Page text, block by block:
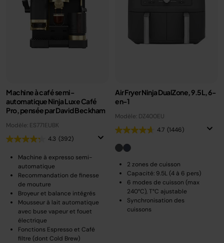
Machine à café semi-
automatique Ninja Luxe Café
Pro, pensée par David Beckham
Modèle: ES771EUBK
4.3 (392)
Machine à expresso semi-
automatique
Recommandation de finesse
de mouture
Broyeur et balance intégrés
Mousseur à lait automatique
avec buse vapeur et fouet
électrique
Fonctions Espresso et Café
filtre (dont Cold Brew)
Air Fryer Ninja DualZone, 9.5L, 6-
en-1
Modèle: DZ400EU
4.7 (1446)
2 zones de cuisson
Capacité: 9.5L (4 à 6 pers)
6 modes de cuisson (max
240°C), T°C ajustable
Synchronisation des
cuissons